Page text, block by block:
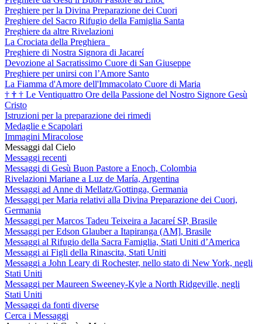
Preghiere per la Divina Preparazione dei Cuori
Preghiere del Sacro Rifugio della Famiglia Santa
Preghiere da altre Rivelazioni
La Crociata della Preghiera
Preghiere di Nostra Signora di Jacareí
Devozione al Sacratissimo Cuore di San Giuseppe
Preghiere per unirsi con l’Amore Santo
La Fiamma d'Amore dell'Immacolato Cuore di Maria
† † † Le Ventiquattro Ore della Passione del Nostro Signore Gesù
Cristo
Istruzioni per la preparazione dei rimedi
Medaglie e Scapolari
Immagini Miracolose
Messaggi dal Cielo
Messaggi recenti
Messaggi di Gesù Buon Pastore a Enoch, Colombia
Rivelazioni Mariane a Luz de María, Argentina
Messaggi ad Anne di Mellatz/Gottinga, Germania
Messaggi per Maria relativi alla Divina Preparazione dei Cuori,
Germania
Messaggi per Marcos Tadeu Teixeira a Jacareí SP, Brasile
Messaggi per Edson Glauber a Itapiranga (AM], Brasile
Messaggi al Rifugio della Sacra Famiglia, Stati Uniti d’America
Messaggi ai Figli della Rinascita, Stati Uniti
Messaggi a John Leary di Rochester, nello stato di New York, negli
Stati Uniti
Messaggi per Maureen Sweeney-Kyle a North Ridgeville, negli
Stati Uniti
Messaggi da fonti diverse
Cerca i Messaggi